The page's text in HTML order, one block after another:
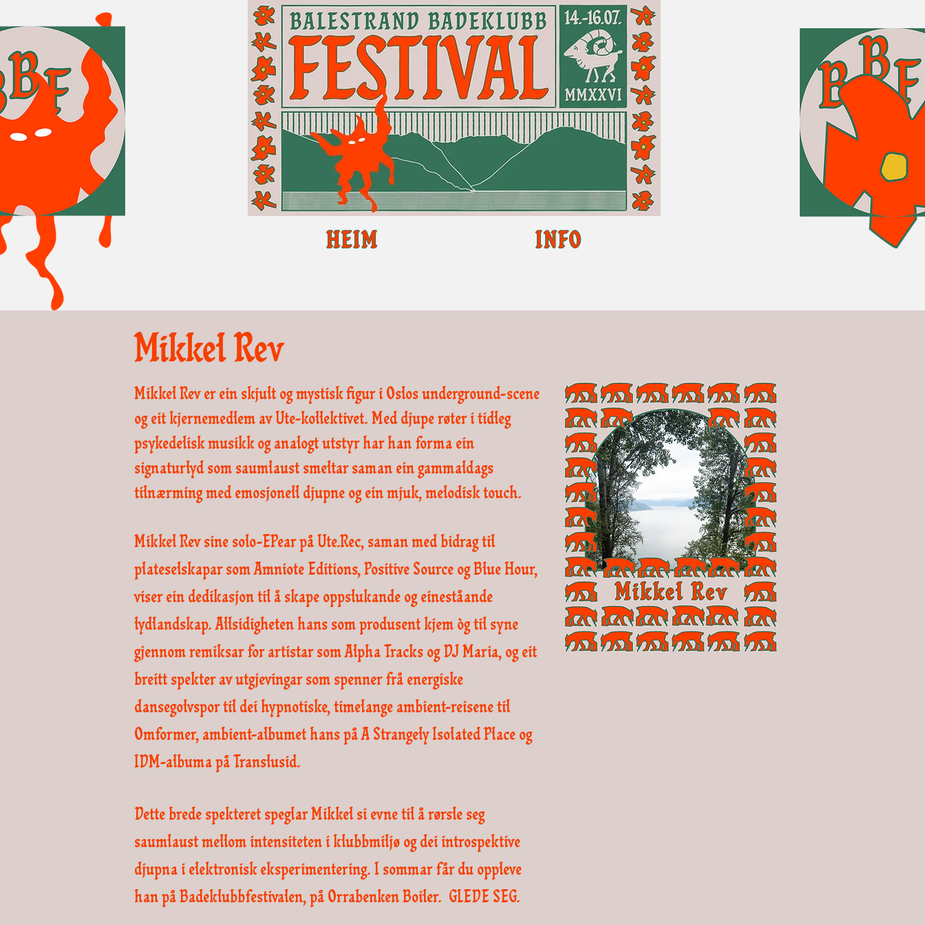
HEIM INFO
Mikkel Rev
Mikkel Rev er ein skjult og mystisk figur i Oslos underground-scene
og eit kjernemedlem av Ute-kollektivet. Med djupe røter i tidleg
psykedelisk musikk og analogt utstyr har han forma ein
signaturlyd som saumlaust smeltar saman ein gammaldags
tilnærming med emosjonell djupne og ein mjuk, melodisk touch.
Mikkel Rev sine solo-EPear på Ute.Rec, saman med bidrag til
plateselskapar som Amniote Editions, Positive Source og Blue Hour,
viser ein dedikasjon til å skape oppslukande og eineståande
lydlandskap. Allsidigheten hans som produsent kjem òg til syne
gjennom remiksar for artistar som Alpha Tracks og DJ Maria, og eit
breitt spekter av utgjevingar som spenner frå energiske
dansegolvspor til dei hypnotiske, timelange ambient-reisene til
Omformer, ambient-albumet hans på A Strangely Isolated Place og
IDM-albuma på Translusid.
Dette brede spekteret speglar Mikkel si evne til å rørsle seg
saumlaust mellom intensiteten i klubbmiljø og dei introspektive
djupna i elektronisk eksperimentering. I sommar får du oppleve
han på Badeklubbfestivalen, på Orrabenken Boiler. GLEDE SEG.